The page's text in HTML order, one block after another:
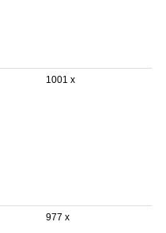
1001 x
977 x